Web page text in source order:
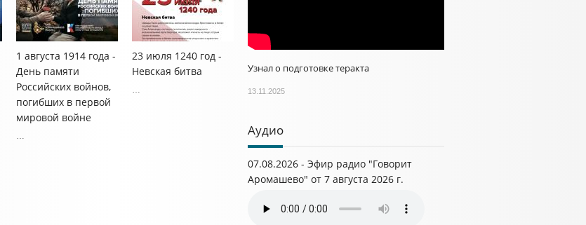
1 августа 1914 года -
День памяти
Российских войнов,
погибших в первой
мировой войне
23 июля 1240 год -
Невская битва
Узнал о подготовке теракта
13.11.2025
Аудио
07.08.2026 - Эфир радио "Говорит
Аромашево" от 7 августа 2026 г.